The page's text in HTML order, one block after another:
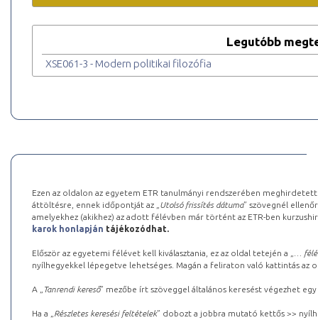
Legutóbb
XSE061-3 - Modern politikai filozófia
Ezen az oldalon az egyetem ETR tanulmányi rendszerében
áttöltésre, ennek időpontját az „ Utolsó frissítés dátuma” szövegnél
amelyekhez (akikhez) az adott félévben már történt az ETR-ben
karok honlapján tájékozódhat.
Először az egyetemi félévet kell kiválasztania, ez az oldal tetején a „
…
nyílhegyekkel lépegetve lehetséges. Magán a feliraton való kattintás az
A „ Tanrendi kereső” mezőbe írt szöveggel általános keresést végezhet
Ha a „ Részletes keresési feltételek” dobozt a jobbra mutató kettős >>